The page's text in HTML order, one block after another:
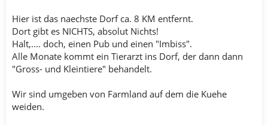
Hier ist das naechste Dorf ca. 8 KM entfernt.
Dort gibt es NICHTS, absolut Nichts!
Halt,.... doch, einen Pub und einen "Imbiss".
Alle Monate kommt ein Tierarzt ins Dorf, der dann dann
"Gross- und Kleintiere" behandelt.
Wir sind umgeben von Farmland auf dem die Kuehe
weiden.